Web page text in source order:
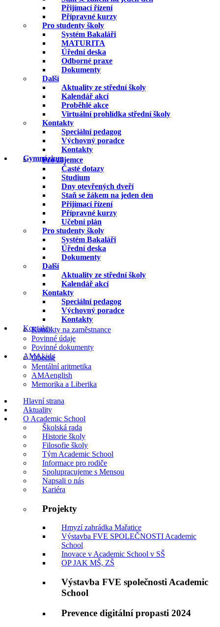
Přijímací řízení
Přípravné kurzy
Pro studenty školy
Systém Bakaláři
MATURITA
Úřední deska
Odborné praxe
Dokumenty
Další
Aktuality ze střední školy
Kalendář akcí
Proběhlé akce
Virtuální prohlídka střední školy
Kontakty
Speciální pedagog
Výchovný poradce
Kontakty
Gymnázium
Pro zájemce
Časté dotazy
Studium
Dny otevřených dveří
Staň se žákem na jeden den
Přijímací řízení
Přípravné kurzy
Učební plán
Pro studenty školy
Systém Bakaláři
Úřední deska
Dokumenty
Další
Aktuality ze střední školy
Kalendář akcí
Kontakty
Speciální pedagog
Výchovný poradce
Kontakty
Kontakty
Kontakty na zaměstnance
Povinné údaje
Povinné dokumenty
AMAkids
Obecné
Mentální aritmetika
AMAenglish
Memorika a Liberika
Hlavní strana
Aktuality
O Academic School
Školská rada
Historie školy
Filosofie školy
Tým Academic School
Informace pro rodiče
Spolupracujeme s Mensou
Napsali o nás
Kariéra
Projekty
Hmyzí zahrádka Mařatice
Výstavba FVE SPOLEČNOSTI Academic
School
Inovace v Academic School v SŠ
OP JAK MŠ, ZŠ
Výstavba FVE společnosti Academic
School
Prevence digitální propasti 2024